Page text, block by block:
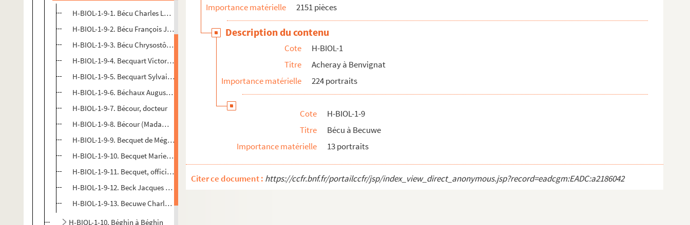
H-BIOL-1-9-1. Bécu Charles Louis Jos, curé
H-BIOL-1-9-2. Bécu François Joseph, médecin
H-BIOL-1-9-3. Bécu Chrysostôme, journaliste
H-BIOL-1-9-4. Becquart Victor Auguste Joseph, historien local
H-BIOL-1-9-5. Becquart Sylvain, marchand de ballons rouges
H-BIOL-1-9-6. Béchaux Auguste, professeur
H-BIOL-1-9-7. Bécour, docteur
H-BIOL-1-9-8. Bécour (Madame), Claude Grendel
H-BIOL-1-9-9. Becquet de Mégille Pierre Maurand Valérie Joseph, maire de Douai
H-BIOL-1-9-10. Becquet Marie, religieuse
H-BIOL-1-9-11. Becquet, officier municipal
H-BIOL-1-9-12. Beck Jacques André, officier municipal
H-BIOL-1-9-13. Becuwe Charles Louis, aumônier
H-BIOL-1-10. Béghin à Béghin
Importance matérielle
2151 pièces
Description du contenu
Cote
H-BIOL-1
Titre
Acheray à Benvignat
Importance matérielle
224 portraits
Cote
H-BIOL-1-9
Titre
Bécu à Becuwe
Importance matérielle
13 portraits
Citer ce document : https://ccfr.bnf.fr/portailccfr/jsp/index_view_direct_anonymous.jsp?record=eadcgm:EADC:a2186042